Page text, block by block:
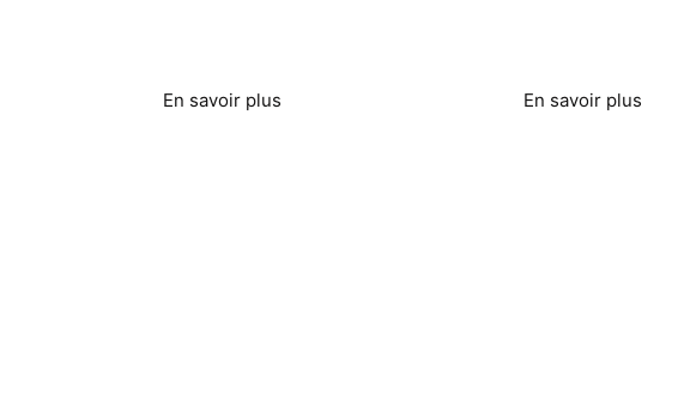
En savoir plus En savoir plus